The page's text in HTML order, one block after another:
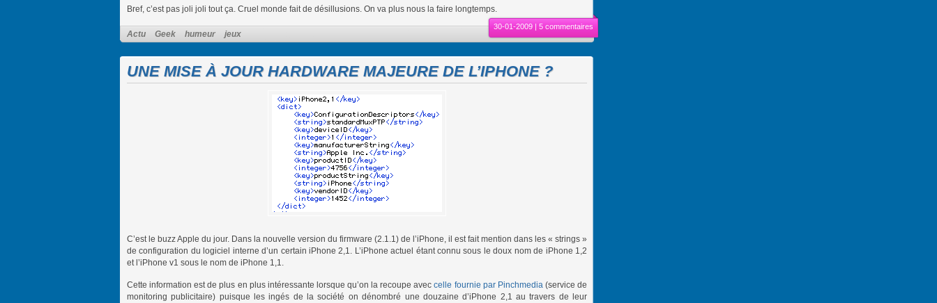
Bref, c’est pas joli joli tout ça. Cruel monde fait de désillusions. On va plus nous la faire longtemps.
Actu Geek humeur jeux
30-01-2009 | 5 commentaires
UNE MISE À JOUR HARDWARE MAJEURE DE L’IPHONE ?
C’est le buzz Apple du jour. Dans la nouvelle version du firmware (2.1.1) de l’iPhone, il est fait mention dans les « strings »
de configuration du logiciel interne d’un certain iPhone 2,1. L’iPhone actuel étant connu sous le doux nom de iPhone 1,2
et l’iPhone v1 sous le nom de iPhone 1,1.
Cette information est de plus en plus intéressante lorsque qu’on la recoupe aveccelle fournie par Pinchmedia(service de
monitoring publicitaire) puisque les ingés de la société on dénombré une douzaine d’iPhone 2,1 au travers de leur